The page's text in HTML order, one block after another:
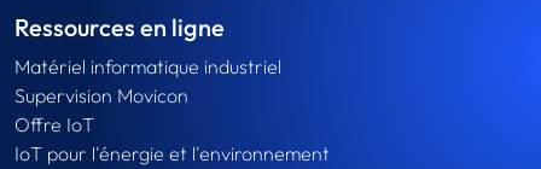
Ressources en ligne
Matériel informatique industriel
Supervision Movicon
Offre IoT
IoT pour l'énergie et l'environnement